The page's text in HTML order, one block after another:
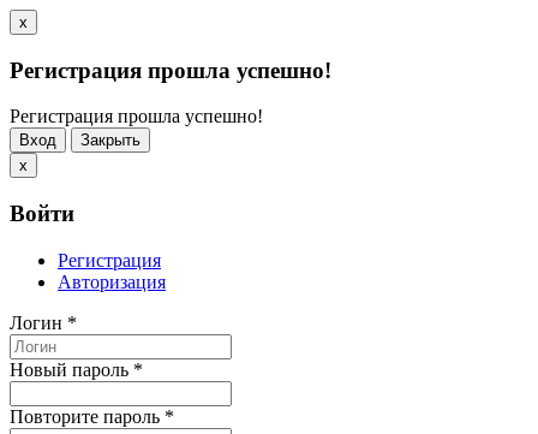
x
Регистрация прошла успешно!
Регистрация прошла успешно!
Вход
Закрыть
x
Войти
Регистрация
Авторизация
Логин *
Новый пароль *
Повторите пароль *